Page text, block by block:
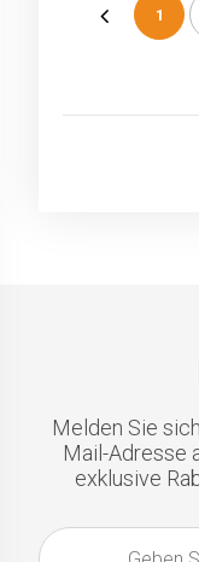
1
Melden Sie
Mail-Adresse
exklusive